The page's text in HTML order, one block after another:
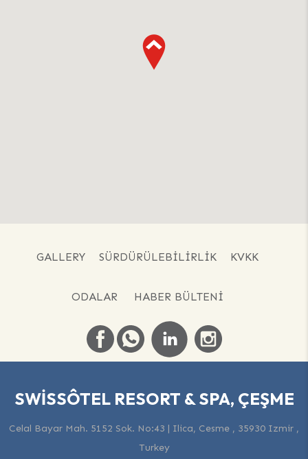
GALLERY SÜRDÜRÜLEBILIRLIK KVKK
ODALAR HABER BÜLTENI
SWISSÔTEL RESORT & SPA, ÇEŞME
Celal Bayar Mah. 5152 Sok. No:43 | Ilica, Cesme , 35930 Izmir ,
Turkey